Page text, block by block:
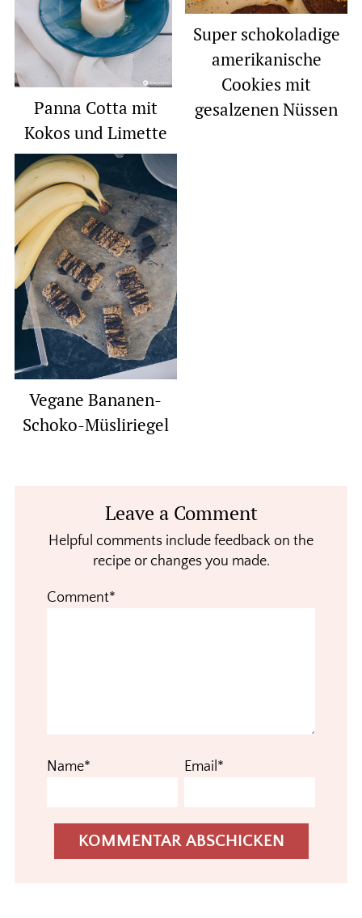
Panna Cotta mit
Kokos und Limette
Super schokoladige
amerikanische
Cookies mit
gesalzenen Nüssen
Vegane Bananen-
Schoko-Müsliriegel
InteractionsLeave a Comment
Helpful comments include feedback on the
recipe or changes you made.
Comment*
Name* Email*